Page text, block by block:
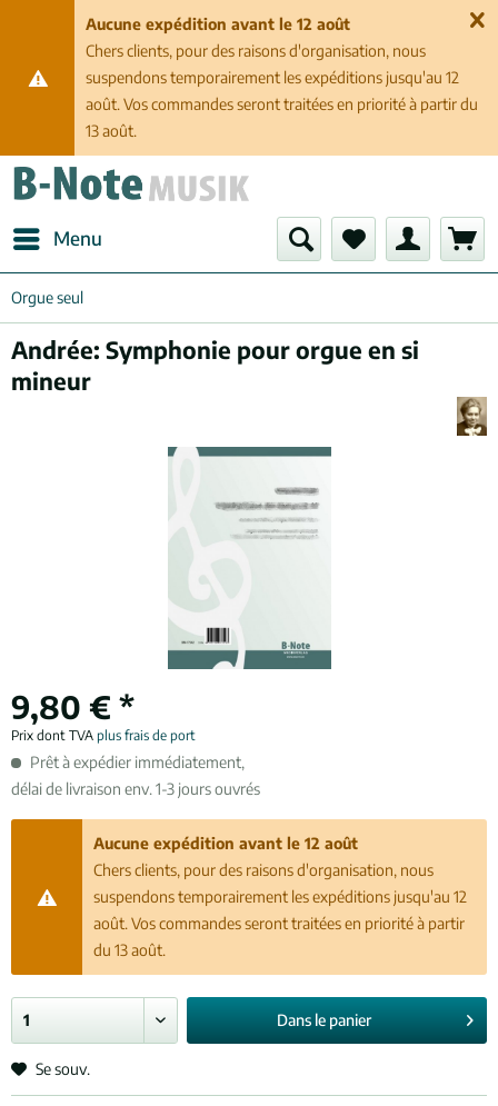
Aucune expédition avant le 12 août
Chers clients, pour des raisons d'organisation, nous
suspendons temporairement les expéditions jusqu'au 12
août. Vos commandes seront traitées en priorité à partir du
13 août.
Menu
Orgue seul
Andrée: Symphonie pour orgue en si
mineur
9,80 € *
Prix dont TVA plus frais de port
Prêt à expédier immédiatement,
délai de livraison env. 1-3 jours ouvrés
Aucune expédition avant le 12 août
Chers clients, pour des raisons d'organisation, nous
suspendons temporairement les expéditions jusqu'au 12
août. Vos commandes seront traitées en priorité à partir
du 13 août.
Dans le panier
Se souv.